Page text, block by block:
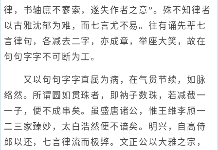
律，书轴庶不寥索，遂失作者之意”。殊不知律者
以古雅沈郁为难，而七言尤不易。往有诵先辈七
言律句，各减去二字，亦成章，举座大笑，故在
句句字字不可断为工。
又以句句字字直属为病，在气贯节续，如脉
络然。所谓圆如贯珠者，即衲子数珠，若减截一
一子，便不成串矣。虽盛唐诸公，惟王维李颀一
二三家臻妙，太白浩然便不谙矣。明兴，自高侍
郎以还，七言律流而极弊。文正公以大雅之宗，